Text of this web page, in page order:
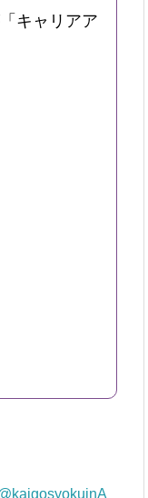
キャリアア